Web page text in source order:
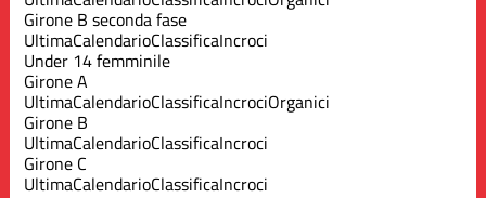
Girone B seconda fase
UltimaCalendarioClassificaIncroci
Under 14 femminile
Girone A
UltimaCalendarioClassificaIncrociOrganici
Girone B
UltimaCalendarioClassificaIncroci
Girone C
UltimaCalendarioClassificaIncroci